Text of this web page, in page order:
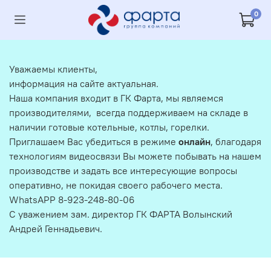
0
Уважаемы клиенты,
информация на сайте актуальная.
Наша компания входит в ГК Фарта, мы являемся
производителями, всегда поддерживаем на складе в
наличии готовые котельные, котлы, горелки.
Приглашаем Вас убедиться в режиме онлайн, благодаря
технологиям видеосвязи Вы можете побывать на нашем
производстве и задать все интересующие вопросы
оперативно, не покидая своего рабочего места.
WhatsAPP 8-923-248-80-06
С уважением зам. директор ГК ФАРТА Волынский
Андрей Геннадьевич.